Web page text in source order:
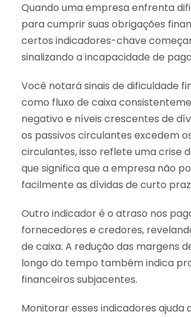
Quando uma empresa enfrenta
para cumprir suas obrigações
certos indicadores-chave
sinalizando a incapacidade de
Você notará sinais de dificuldade
como fluxo de caixa
negativo e níveis crescentes de
os passivos circulantes excedem
circulantes, isso reflete uma crise
que significa que a empresa não
facilmente as dívidas de curto
Outro indicador é o atraso nos
fornecedores e credores,
de caixa. A redução das margens
longo do tempo também indica
financeiros subjacentes.
Monitorar esses indicadores ajuda